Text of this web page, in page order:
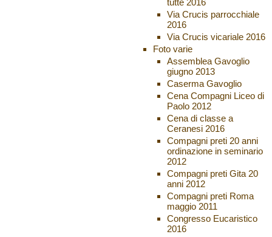
tutte 2016
Via Crucis parrocchiale
2016
Via Crucis vicariale 2016
Foto varie
Assemblea Gavoglio
giugno 2013
Caserma Gavoglio
Cena Compagni Liceo di
Paolo 2012
Cena di classe a
Ceranesi 2016
Compagni preti 20 anni
ordinazione in seminario
2012
Compagni preti Gita 20
anni 2012
Compagni preti Roma
maggio 2011
Congresso Eucaristico
2016